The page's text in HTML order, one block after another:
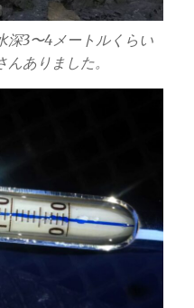
深3〜4メートルくらい
ありました。